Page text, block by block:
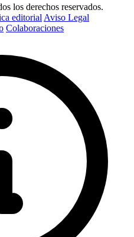
los derechos reservados.
editorial Aviso Legal
Colaboraciones